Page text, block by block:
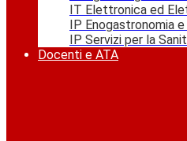
IT Elettronica ed
IP Enogastronomia
IP Servizi per la
Docenti e ATA